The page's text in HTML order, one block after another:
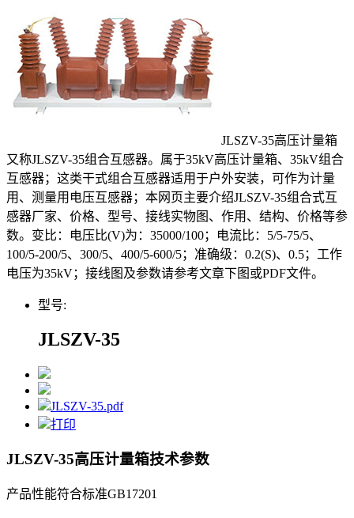
JLSZV-35高压计量箱
又称JLSZV-35组合互感器。属于35kV高压计量箱、35kV组合
互感器；这类干式组合互感器适用于户外安装，可作为计量
用、测量用电压互感器；本网页主要介绍JLSZV-35组合式互
感器厂家、价格、型号、接线实物图、作用、结构、价格等参
数。变比：电压比(V)为：35000/100；电流比：5/5-75/5、
100/5-200/5、300/5、400/5-600/5；准确级：0.2(S)、0.5；工作
电压为35kV；接线图及参数请参考文章下图或PDF文件。
型号:
JLSZV-35
JLSZV-35.pdf
打印
JLSZV-35高压计量箱技术参数
产品性能符合标准GB17201